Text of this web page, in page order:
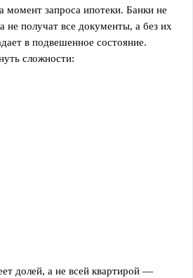
момент запроса ипотеки. Банки не
не получат все документы, а без их
в подвешенное состояние.
сложности:
долей, а не всей квартирой —